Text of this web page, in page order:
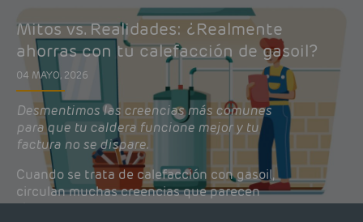
Mitos vs. Realidades: ¿Realmente
ahorras con tu calefacción de gasoil?
04 MAYO, 2026
Desmentimos las creencias más comunes
para que tu caldera funcione mejor y tu
factura no se dispare.
Cuando se trata de calefacción con gasoil,
circulan muchas creencias que parecen
lógicas pero que, en realidad, pueden estar